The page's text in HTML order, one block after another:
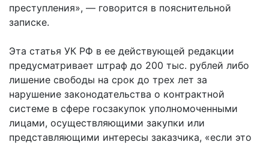
преступления», — говорится в пояснительной
записке.
Эта статья УК РФ в ее действующей редакции
предусматривает штраф до 200 тыс. рублей либо
лишение свободы на срок до трех лет за
нарушение законодательства о контрактной
системе в сфере госзакупок уполномоченными
лицами, осуществляющими закупки или
представляющими интересы заказчика, «если это